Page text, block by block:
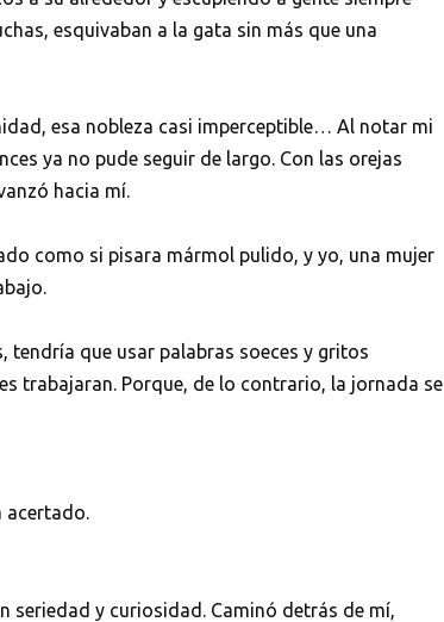
esquivaban a la gata sin más que una
esa nobleza casi imperceptible… Al notar mi
ya no pude seguir de largo. Con las orejas
hacia mí.
como si pisara mármol pulido, y yo, una mujer
tendría que usar palabras soeces y gritos
trabajaran. Porque, de lo contrario, la jornada se
acertado.
seriedad y curiosidad. Caminó detrás de mí,